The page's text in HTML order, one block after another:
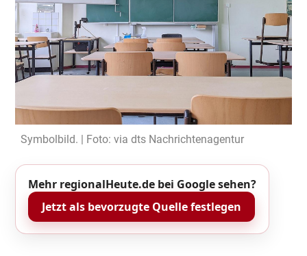
Symbolbild. | Foto: via dts Nachrichtenagentur
Mehr regionalHeute.de bei Google sehen?
Jetzt als bevorzugte Quelle festlegen